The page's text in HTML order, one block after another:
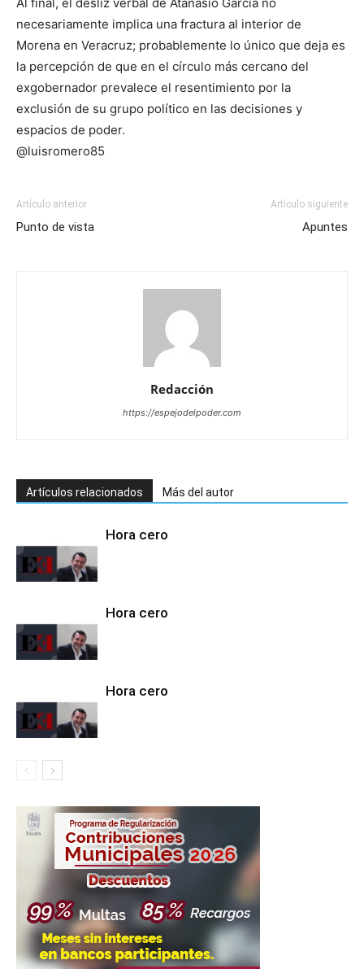
necesariamente implica una fractura al interior de
Morena en Veracruz; probablemente lo único que deja es
la percepción de que en el círculo más cercano del
exgobernador prevalece el resentimiento por la
exclusión de su grupo político en las decisiones y
espacios de poder.
@luisromero85
Artículo anterior
Punto de vista
Artículo siguiente
Apuntes
Redacción
https://espejodelpoder.com
Artículos relacionados Más del autor
Hora cero
Hora cero
Hora cero